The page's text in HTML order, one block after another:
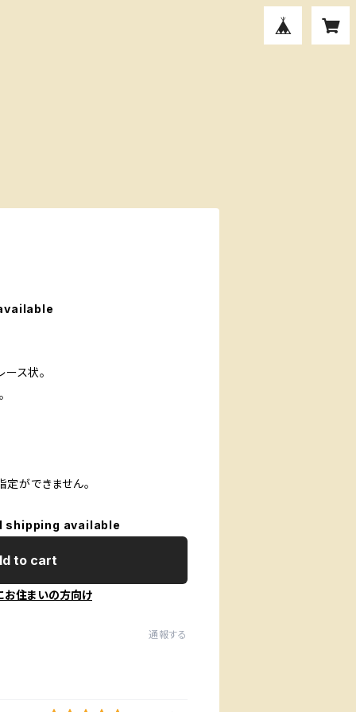
ス状。
ができません。
shipping available
to cart
お住まいの方向け
通報する